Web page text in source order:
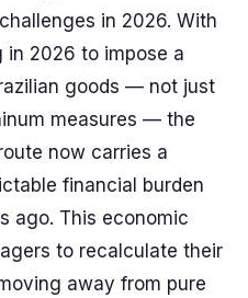
in 2026. With
in 2026 to impose a
goods — not just
measures — the
now carries a
financial burden
ago. This economic
to recalculate their
away from pure